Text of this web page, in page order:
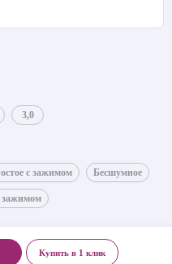
3,0
с зажимом Бесшумное
зажимом
Купить в 1 клик